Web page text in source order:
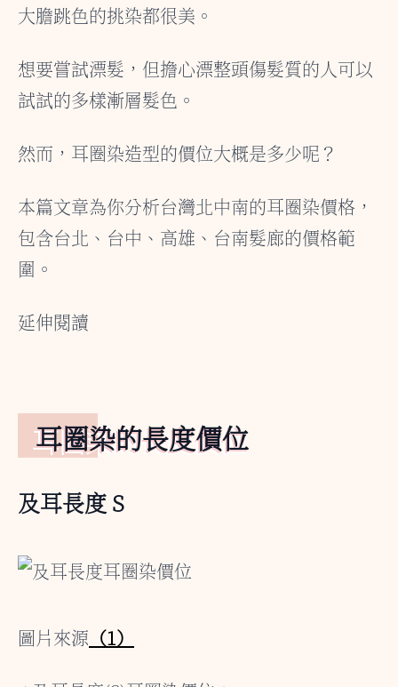
大膽跳色的挑染都很美。
想要嘗試漂髮，但擔心漂整頭傷髮質的人可以
試試的多樣漸層髮色。
然而，耳圈染造型的價位大概是多少呢？
本篇文章為你分析台灣北中南的耳圈染價格，
包含台北、台中、高雄、台南髮廊的價格範
圍。
延伸閱讀
耳圈染的長度價位
及耳長度 S
圖片來源 （1）